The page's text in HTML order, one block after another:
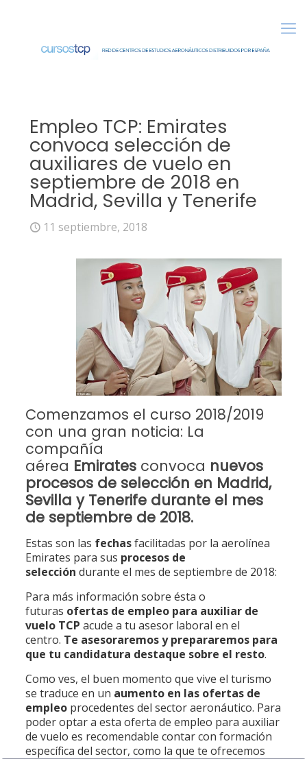
Empleo TCP: Emirates
convoca selección de
auxiliares de vuelo en
septiembre de 2018 en
Madrid, Sevilla y Tenerife
11 septiembre, 2018
Comenzamos el curso 2018/2019
con una gran noticia: La
compañía
aérea Emiratesconvoca nuevos
procesos de selección en Madrid,
Sevilla y Tenerife durante el mes
de septiembre de 2018.
Estas son las fechasfacilitadas por la aerolínea
Emirates para sus procesos de
selección durante el mes de septiembre de 2018:
Para más información sobre ésta o
futuras ofertas de empleo para auxiliar de
vuelo TCP acude a tu asesor laboral en el
centro. Te asesoraremos y prepararemos para
que tu candidatura destaque sobre el resto.
Como ves, el buen momento que vive el turismo
se traduce en un aumento en las ofertas de
empleoprocedentes del sector aeronáutico. Para
poder optar a esta oferta de empleo para auxiliar
de vuelo es recomendable contar con formación
específica del sector, como la que te ofrecemos